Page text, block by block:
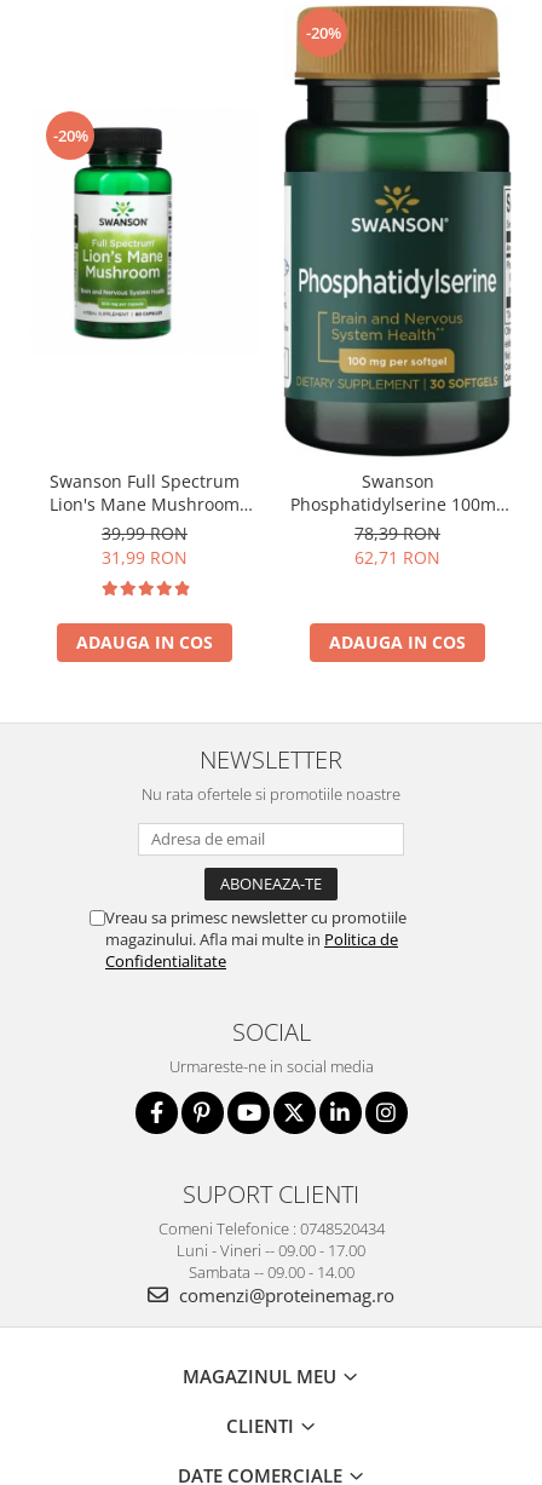
-20%
Swanson Full Spectrum
Lion's Mane Mushroom
500mg 60 caps
39,99 RON
31,99 RON
ADAUGA IN COS
-20%
Swanson
Phosphatidylserine 100mg
30 softgels
78,39 RON
62,71 RON
ADAUGA IN COS
NEWSLETTER
Nu rata ofertele si promotiile noastre
Vreau sa primesc newsletter cu promotiile
magazinului. Afla mai multe in Politica de
Confidentialitate
SOCIAL
Urmareste-ne in social media
SUPORT CLIENTI
Comeni Telefonice : 0748520434
Luni - Vineri -- 09.00 - 17.00
Sambata -- 09.00 - 14.00
comenzi@proteinemag.ro
MAGAZINUL MEU
CLIENTI
DATE COMERCIALE